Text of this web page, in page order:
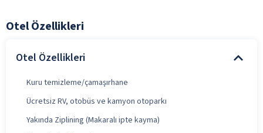
Otel Özellikleri
Otel Özellikleri
Kuru temizleme/çamaşırhane
Ücretsiz RV, otobüs ve kamyon otoparkı
Yakında Ziplining (Makaralı ipte kayma)